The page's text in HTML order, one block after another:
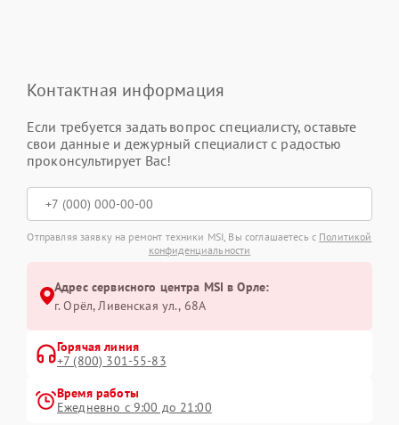
Контактная информация
Если требуется задать вопрос специалисту, оставьте
свои данные и дежурный специалист с радостью
проконсультирует Вас!
Отправляя заявку на ремонт техники MSI, Вы соглашаетесь с Политикой
конфиденциальности
Адрес сервисного центра MSI в Орле:
г. Орёл, Ливенская ул., 68А
Горячая линия
+7 (800) 301-55-83
Время работы
Ежедневно с 9:00 до 21:00